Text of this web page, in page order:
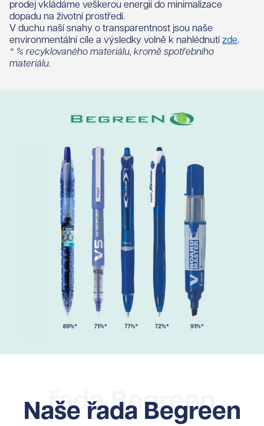
prodej vkládáme veškerou energii do minimalizace
dopadu na životní prostředí.
V duchu naší snahy o transparentnost jsou naše
environmentální cíle a výsledky volně k nahlédnutí zde.
* % recyklovaného materiálu, kromě spotřebního
materiálu.
řada Begreen
Naše řada Begreen